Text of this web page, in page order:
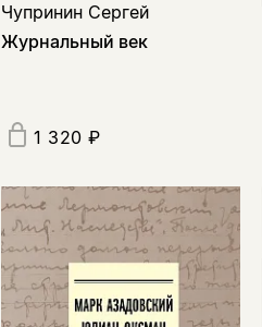
Чупринин Сергей
Журнальный век
1 320 ₽